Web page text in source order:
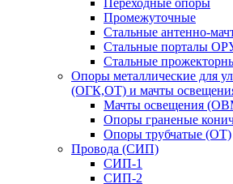
Промежуточные
Стальные антенно-
Стальные порталы
Стальные
Опоры металлические для
(ОГК,ОТ) и мачты
Мачты освещения
Опоры граненые
Опоры трубчатые (ОТ)
Провода (СИП)
СИП-1
СИП-2